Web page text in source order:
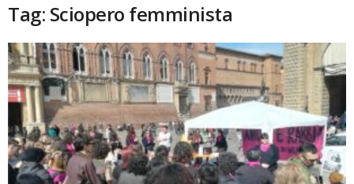
Tag: Sciopero femminista